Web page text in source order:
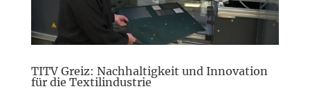
TITV Greiz: Nachhaltigkeit und Innovation
für die Textilindustrie